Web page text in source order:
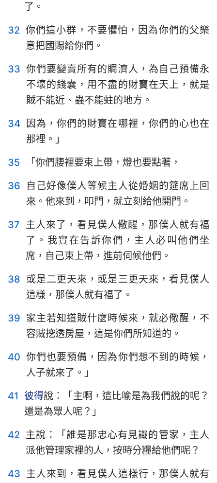
8
9 11 12 13
14
15
16 17 18 19
22
23 24
了。
32 你們這小群，不要懼怕，因為你們的父樂
意把國賜給你們。
33 你們要變賣所有的賙濟人，為自己預備永
不壞的錢囊，用不盡的財寶在天上，就是
賊不能近、蟲不能蛀的地方。
34
因為，你們的財寶在哪裡，你們的心也在
那裡。」
35
「你們腰裡要束上帶，燈也要點著，
36
自己好像僕人等候主人從婚姻的筵席上回
來。他來到，叩門，就立刻給他開門。
37 主人來了，看見僕人儆醒，那僕人就有福
了。我實在告訴你們，主人必叫他們坐
席，自己束上帶，進前伺候他們。
38 或是二更天來，或是三更天來，看見僕人
這樣，那僕人就有福了。
39 家主若知道賊什麼時候來，就必儆醒，不
容賊挖透房屋，這是你們所知道的。
40 你們也要預備，因為你們想不到的時候，
人子就來了。」
41 彼得說：「主啊，這比喻是為我們說的呢？
還是為眾人呢？」
42 主說：「誰是那忠心有見識的管家，主人
派他管理家裡的人，按時分糧給他們呢？
43 主人來到，看見僕人這樣行，那僕人就有